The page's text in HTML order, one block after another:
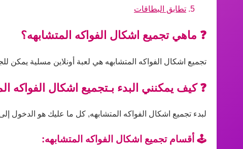
تطابق البطاقات
❓ ماهي تجميع اشكال الفواكه المتشابهه؟
تجميع اشكال الفواكه المتشابهه هي لعبة أونلاين مسلية يمكن
❓ كيف يمكنني البدء بـتجميع اشكال الفواكه
لبدء تجميع اشكال الفواكه المتشابهه, كل ما عليك هو الدخول
🕹️ أقسام تجميع اشكال الفواكه المتشابهه: